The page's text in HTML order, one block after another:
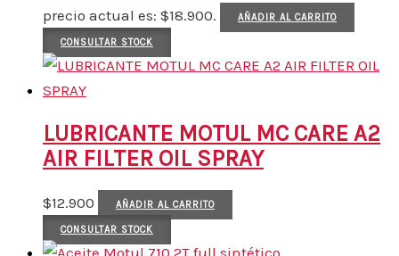
precio actual es: $18.900.
AÑADIR AL CARRITO
CONSULTAR STOCK
LUBRICANTE MOTUL MC CARE A2
AIR FILTER OIL SPRAY
$12.900 AÑADIR AL CARRITO
CONSULTAR STOCK